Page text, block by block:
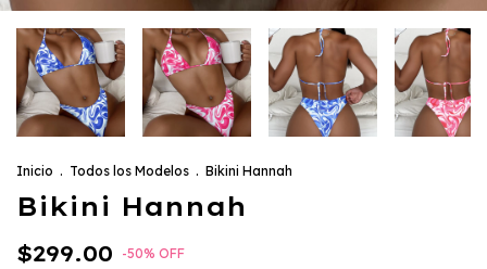
Inicio . Todos los Modelos . Bikini Hannah
Bikini Hannah
$299.00 -50% OFF